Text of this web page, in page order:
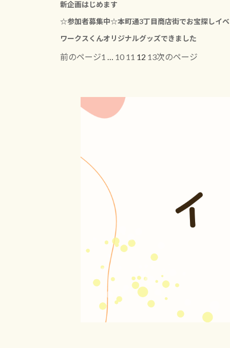
新企画はじめます
☆参加者募集中☆本町通3丁目商店街でお宝探しイ
ワークスくんオリジナルグッズできました
前のページ1 10 11 12 13次のページ